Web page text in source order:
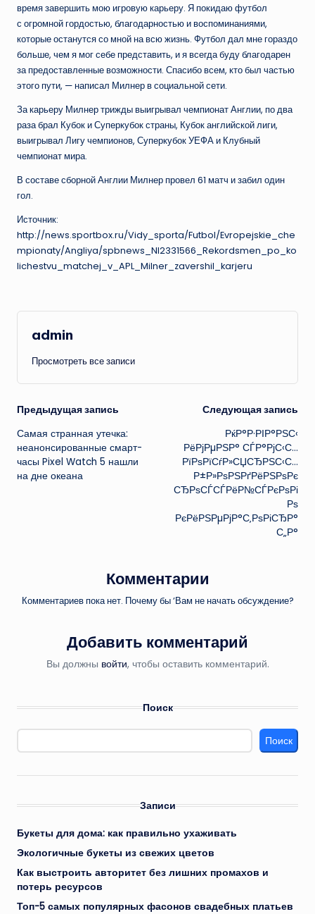
время завершить мою игровую карьеру. Я покидаю футбол
с огромной гордостью, благодарностью и воспоминаниями,
которые останутся со мной на всю жизнь. Футбол дал мне гораздо
больше, чем я мог себе представить, и я всегда буду благодарен
за предоставленные возможности. Спасибо всем, кто был частью
этого пути, — написал Милнер в социальной сети.
За карьеру Милнер трижды выигрывал чемпионат Англии, по два
раза брал Кубок и Суперкубок страны, Кубок английской лиги,
выигрывал Лигу чемпионов, Суперкубок УЕФА и Клубный
чемпионат мира.
В составе сборной Англии Милнер провел 61 матч и забил один
гол.
Источник:
http://news.sportbox.ru/Vidy_sporta/Futbol/Evropejskie_che
mpionaty/Angliya/spbnews_NI2331566_Rekordsmen_po_ko
lichestvu_matchej_v_APL_Milner_zavershil_karjeru
admin
Просмотреть все записи
Навигация
записи
Предыдущая запись
Самая странная утечка:
неанонсированные смарт-
часы Pixel Watch 5 нашли
на дне океана
Следующая запись
РќР°Р·РІР°РЅС‹
РёРјРµРЅР° СЃР°РјС‹С…
РїРѕРїСѓР»СЏСЂРЅС‹С…
Р±Р»РѕРЅРґРёРЅРѕРє
СЂРѕСЃСЃРёР№СЃРєРѕРі
Рѕ
РєРёРЅРµРјР°С‚РѕРіСЂР°
С„Р°
Комментарии
Комментариев пока нет. Почему бы ’Вам не начать обсуждение?
Добавить комментарий
Вы должны войти, чтобы оставить комментарий.
Поиск
Поиск
Записи
Букеты для дома: как правильно ухаживать
Экологичные букеты из свежих цветов
Как выстроить авторитет без лишних промахов и
потерь ресурсов
Топ-5 самых популярных фасонов свадебных платьев